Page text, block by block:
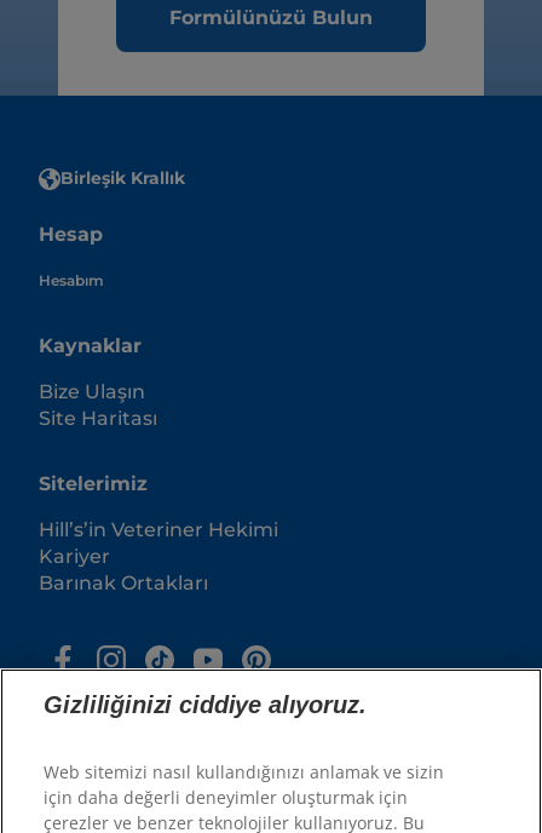
Formülünüzü Bulun
Birleşik Krallık
Hesap
Hesabım
Kaynaklar
Bize Ulaşın
Site Haritası
Sitelerimiz
Hill’s’in Veteriner Hekimi
Kariyer
Barınak Ortakları
Gizliliğinizi ciddiye alıyoruz.
Web sitemizi nasıl kullandığınızı anlamak ve sizin
için daha değerli deneyimler oluşturmak için
çerezler ve benzer teknolojiler kullanıyoruz. Bu